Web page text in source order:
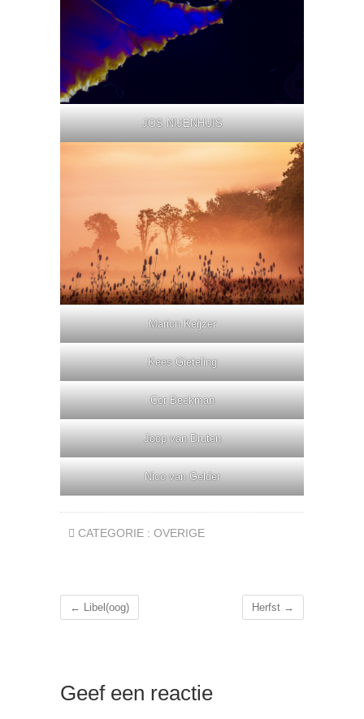
JOS NIJENHUIS
Marion Keijzer
Kees Gieteling
Cor Beekman
Joop van Druten
Nico van Gelder
CATEGORIE : OVERIGE
← Libel(oog) Herfst →
Geef een reactie